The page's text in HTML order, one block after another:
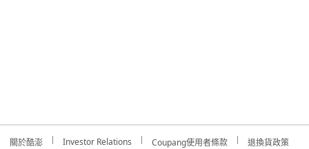
關於酷澎 Investor Relations Coupang使用者條款
退換貨政策